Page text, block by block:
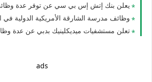
يعلن بنك إتش إس بي سي عن توفر عدة وظائف شاغرة جديدة
وظائف مدرسة الشارقة الأمريكية الدولية في العديد من التخصصات للجنسيين للوافدين
تعلن مستشفيات ميديكلينيك بدبي عن عدة وظائف شاغرة جديدة
ads